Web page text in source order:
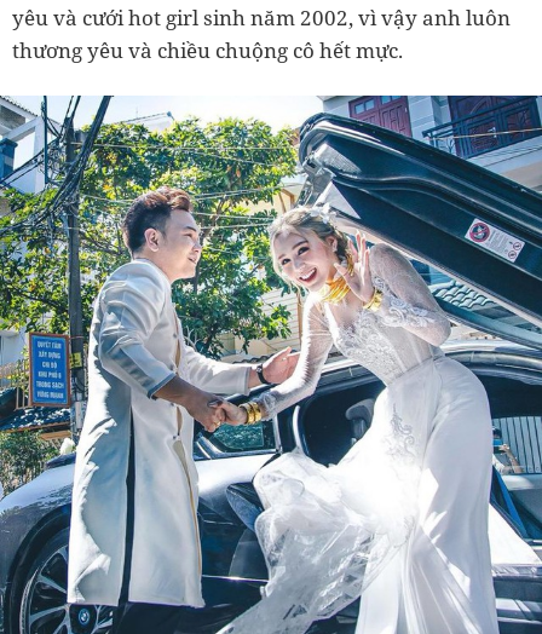
yêu và cưới hot girl sinh năm 2002, vì vậy anh luôn
thương yêu và chiều chuộng cô hết mực.